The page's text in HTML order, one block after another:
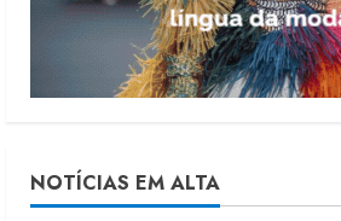
NOTÍCIAS EM ALTA
1
6 de agosto de 2026
2
5 de agosto de 2026